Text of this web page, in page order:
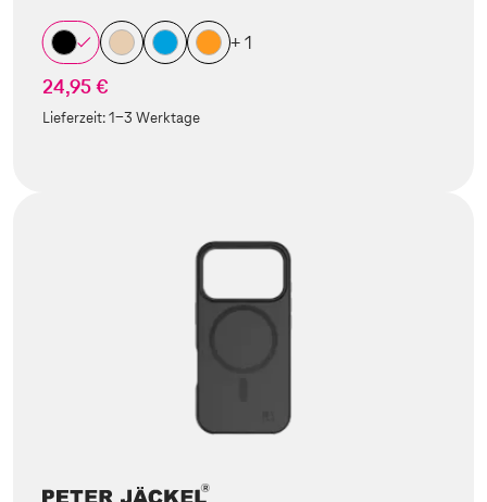
+ 1
24,95 €
Lieferzeit:1-3 Werktage